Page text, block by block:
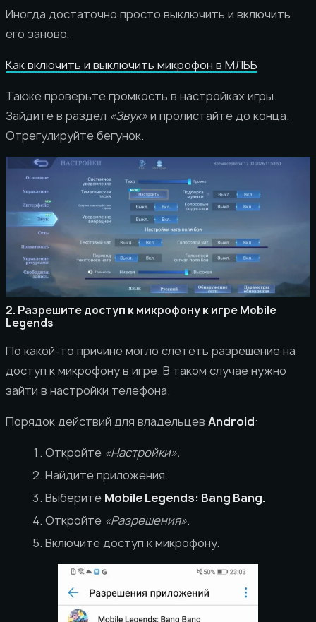
Иногда достаточно просто выключить и включить
его заново.
Как включить и выключить микрофон в МЛББ
Также проверьте громкость в настройках игры.
Зайдите в раздел «Звук»и пролистайте до конца.
Отрегулируйте бегунок.
2. Разрешите доступ к микрофону к игре Mobile
Legends
По какой-то причине могло слететь разрешение на
доступ к микрофону в игре. В таком случае нужно
зайти в настройки телефона.
Порядок действий для владельцев Android:
Откройте «Настройки».
Найдите приложения.
Выберите Mobile Legends: Bang Bang.
Откройте «Разрешения».
Включите доступ к микрофону.